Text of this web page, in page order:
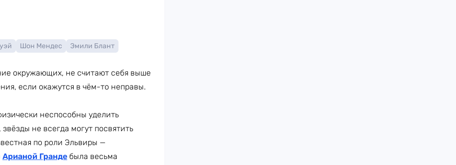
Шон Мендес
Эмили Блант
окружающих, не считают себя выше
если окажутся в чём-то неправы.
неспособны уделить
не всегда могут посвятить
по роли Эльвиры —
Арианой Гранде была весьма